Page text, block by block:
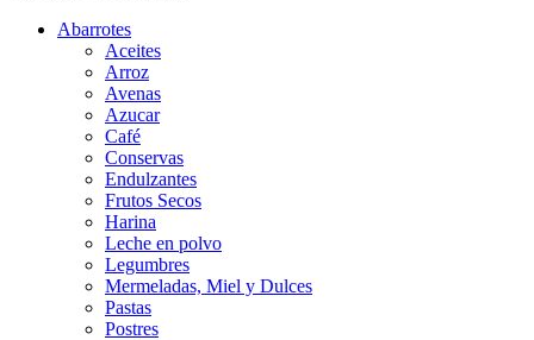
Abarrotes
Aceites
Arroz
Avenas
Azucar
Café
Conservas
Endulzantes
Frutos Secos
Harina
Leche en polvo
Legumbres
Mermeladas, Miel y Dulces
Pastas
Postres